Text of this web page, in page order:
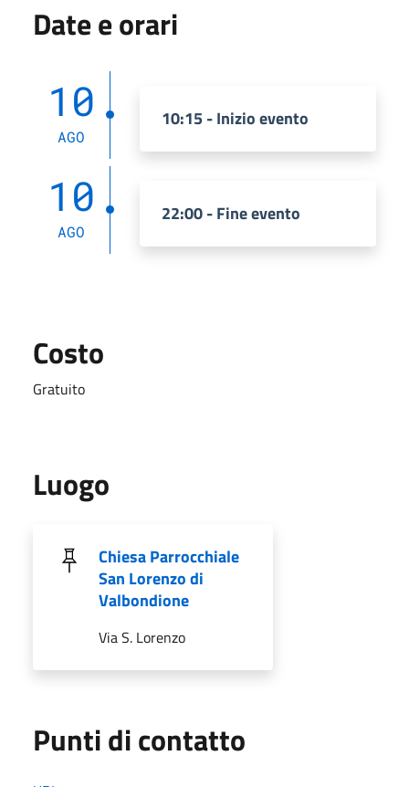
Date e orari
10
AGO
10:15 - Inizio evento
10
AGO
22:00 - Fine evento
Costo
Gratuito
Luogo
Chiesa Parrocchiale
San Lorenzo di
Valbondione
Via S. Lorenzo
Punti di contatto